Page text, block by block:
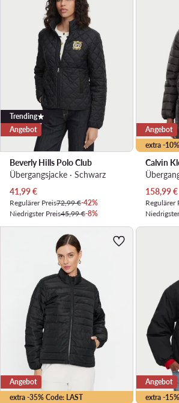
Trending
Angebot
Beverly Hills Polo Club
Übergangsjacke · Schwarz
Aktueller Preis
41,99€
Regulärer Preis72,99 €-42%
Niedrigster Preis45,99 €-8%
extra -
Angebot
Calvin
Aktueller
158,99€
Regulärer
extra -35% Code: LAST
Angebot
extra -
Angebot